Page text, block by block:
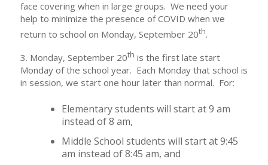
face covering when in large groups. We need your
help to minimize the presence of COVID when we
return to school on Monday, September 20th.
3. Monday, September 20th is the first late start
Monday of the school year. Each Monday that school is
in session, we start one hour later than normal. For:
Elementary students will start at 9 am
instead of 8 am,
Middle School students will start at 9:45
am instead of 8:45 am, and